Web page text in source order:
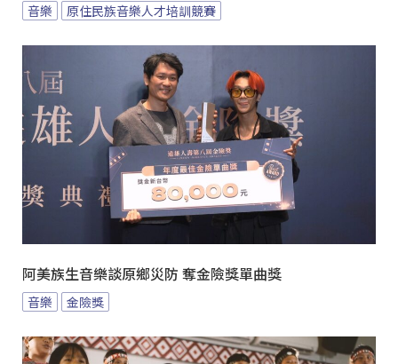
音樂 原住民族音樂人才培訓競賽
阿美族生音樂談原鄉災防 奪金險獎單曲獎
音樂 金險獎